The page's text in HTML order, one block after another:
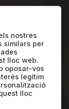
pels
nostres
similars per
lloc web.
oposar-vos
legítim
lloc